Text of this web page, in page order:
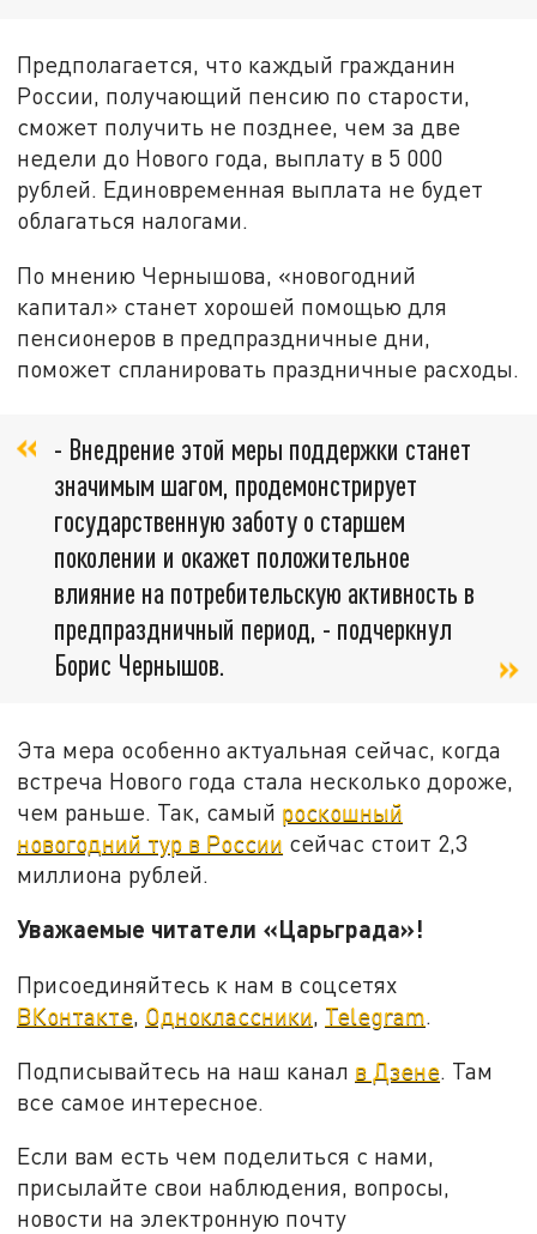
Предполагается, что каждый гражданин
России, получающий пенсию по старости,
сможет получить не позднее, чем за две
недели до Нового года, выплату в 5 000
рублей. Единовременная выплата не будет
облагаться налогами.
По мнению Чернышова, «новогодний
капитал» станет хорошей помощью для
пенсионеров в предпраздничные дни,
поможет спланировать праздничные расходы.
- Внедрение этой меры поддержки станет
значимым шагом, продемонстрирует
государственную заботу о старшем
поколении и окажет положительное
влияние на потребительскую активность в
предпраздничный период, - подчеркнул
Борис Чернышов.
Эта мера особенно актуальная сейчас, когда
встреча Нового года стала несколько дороже,
чем раньше. Так, самый роскошный
новогодний тур в России сейчас стоит 2,3
миллиона рублей.
Уважаемые читатели «Царьграда»!
Присоединяйтесь к нам в соцсетях
ВКонтакте, Одноклассники, Telegram.
Подписывайтесь на наш канал в Дзене. Там
все самое интересное.
Если вам есть чем поделиться с нами,
присылайте свои наблюдения, вопросы,
новости на электронную почту